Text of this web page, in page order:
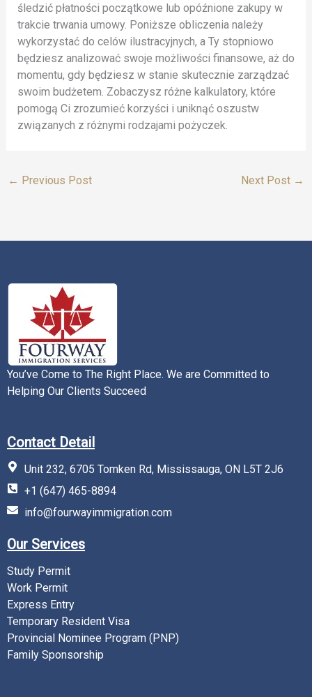
śledzić płatności początkowe lub opóźnione zakupy w
trakcie trwania umowy. Poniższe obliczenia należy
wykorzystać do celów ilustracyjnych, a Ty stopniowo
będziesz analizować swoje możliwości finansowe, aż do
momentu, gdy będziesz w stanie skutecznie zarządzać
swoim budżetem. Zobaczysz różne kalkulatory, które
pomogą Ci zrozumieć korzyści i uniknąć oszustw
związanych z różnymi rodzajami pożyczek.
← Previous Post Next Post →
You’ve Come to The Right Place. We are Committed to
Helping Our Clients Succeed
Contact Detail
Unit 232, 6705 Tomken Rd, Mississauga, ON L5T 2J6
+1 (647) 465-8894
info@fourwayimmigration.com
Our Services
Study Permit
Work Permit
Express Entry
Temporary Resident Visa
Provincial Nominee Program (PNP)
Family Sponsorship